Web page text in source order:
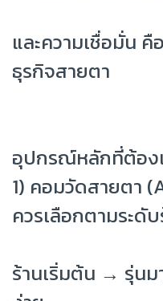
และความเชื่อมั่น
ธุรกิจสายตา
อุปกรณ์หลักที่ต้อง
1) คอมวัดสายตา
ควรเลือกตามระดั
ร้านเริ่มต้น → รุ่นม